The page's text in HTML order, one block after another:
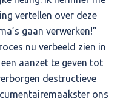
vertellen over deze
gaan verwerken!”
nu verbeeld zien in
aanzet te geven tot
destructieve
ons